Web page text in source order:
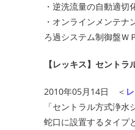
・逆洗流量の自動適
・オンラインメンテ
ろ過システム制御盤Ｗ
【レッキス】セント
2010年05月14日 ＜
「セントラル方式浄
蛇口に設置するタイプ